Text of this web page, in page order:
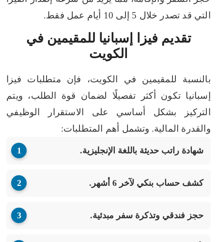
التي قد تصدر خلال 5 إلى 10 أيام عمل فقط.
تقديم فيزا إسبانيا للمقيمين في
الكويت
بالنسبة للمقيمين في الكويت، فإن متطلبات فيزا
إسبانيا تكون أكثر تفصيلًا لضمان قوة الطلب، ويتم
التركيز بشكل أساسي على الاستقرار الوظيفي
والقدرة المالية. وتشمل أهم المتطلبات:
شهادة راتب حديثة باللغة الإنجليزية.
كشف حساب بنكي لآخر 6 أشهر.
حجز فندقي وتذكرة سفر مبدئية.